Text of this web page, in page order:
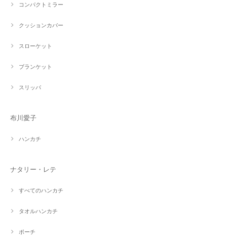
コンパクトミラー
クッションカバー
スローケット
ブランケット
スリッパ
布川愛子
ハンカチ
ナタリー・レテ
すべてのハンカチ
タオルハンカチ
ポーチ